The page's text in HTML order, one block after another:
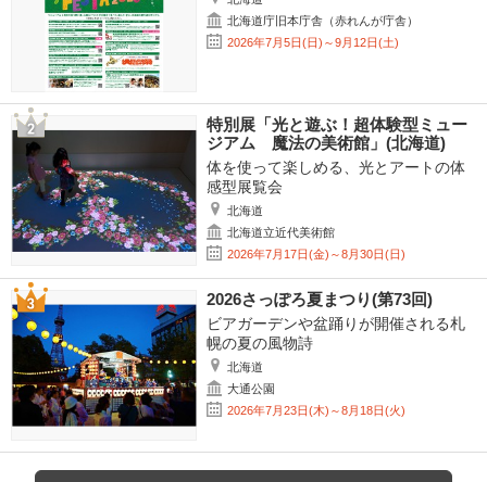
北海道庁旧本庁舎（赤れんが庁舎）
2026年7月5日(日)～9月12日(土)
特別展「光と遊ぶ！超体験型ミュー
ジアム 魔法の美術館」(北海道)
体を使って楽しめる、光とアートの体
感型展覧会
北海道
北海道立近代美術館
2026年7月17日(金)～8月30日(日)
2026さっぽろ夏まつり(第73回)
ビアガーデンや盆踊りが開催される札
幌の夏の風物詩
北海道
大通公園
2026年7月23日(木)～8月18日(火)